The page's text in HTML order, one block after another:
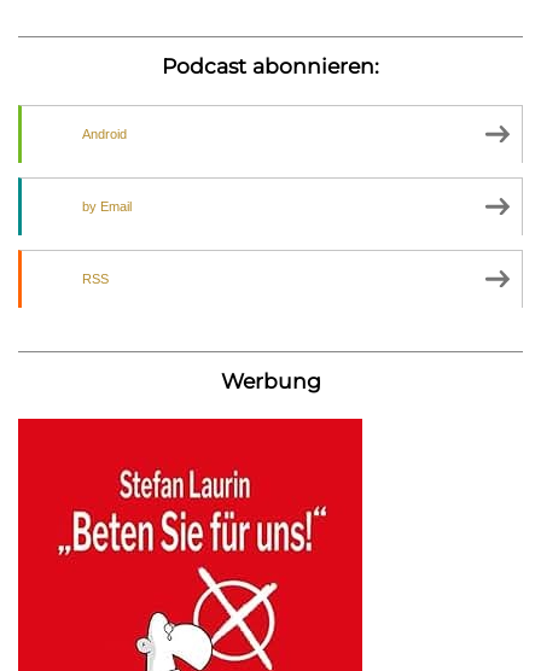
Podcast abonnieren:
Android
by Email
RSS
Werbung